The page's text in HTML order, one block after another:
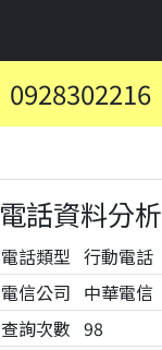
0928302216
電話資料分析
電話類型 行動電話
電信公司 中華電信
查詢次數 98